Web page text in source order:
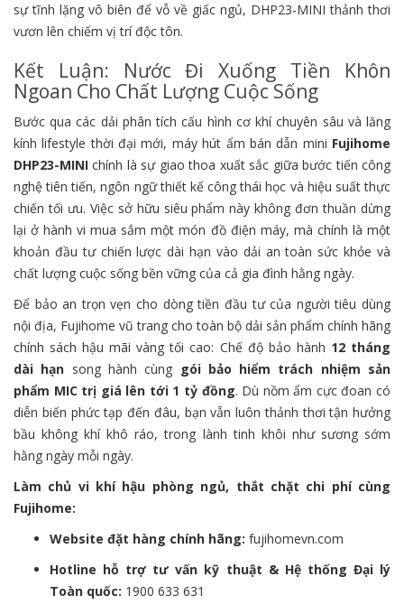
sự tĩnh lặng vô biên để vỗ về giấc ngủ, DHP23-MINI thảnh thơi
vươn lên chiếm vị trí độc tôn.
Kết Luận: Nước Đi Xuống Tiền Khôn
Ngoan Cho Chất Lượng Cuộc Sống
Bước qua các dải phân tích cấu hình cơ khí chuyên sâu và lăng
kính lifestyle thời đại mới, máy hút ẩm bán dẫn mini Fujihome
DHP23-MINI chính là sự giao thoa xuất sắc giữa bước tiến công
nghệ tiên tiến, ngôn ngữ thiết kế công thái học và hiệu suất thực
chiến tối ưu. Việc sở hữu siêu phẩm này không đơn thuần dừng
lại ở hành vi mua sắm một món đồ điện máy, mà chính là một
khoản đầu tư chiến lược dài hạn vào dải an toàn sức khỏe và
chất lượng cuộc sống bền vững của cả gia đình hằng ngày.
Để bảo an trọn vẹn cho dòng tiền đầu tư của người tiêu dùng
nội địa, Fujihome vũ trang cho toàn bộ dải sản phẩm chính hãng
chính sách hậu mãi vàng tối cao: Chế độ bảo hành 12 tháng
dài hạn song hành cùng gói bảo hiểm trách nhiệm sản
phẩm MIC trị giá lên tới 1 tỷ đồng. Dù nồm ẩm cực đoan có
diễn biến phức tạp đến đâu, bạn vẫn luôn thảnh thơi tận hưởng
bầu không khí khô ráo, trong lành tinh khôi như sương sớm
hằng ngày mỗi ngày.
Làm chủ vi khí hậu phòng ngủ, thắt chặt chi phí cùng
Fujihome:
Website đặt hàng chính hãng: fujihomevn.com
Hotline hỗ trợ tư vấn kỹ thuật & Hệ thống Đại lý
Toàn quốc: 1900 633 631